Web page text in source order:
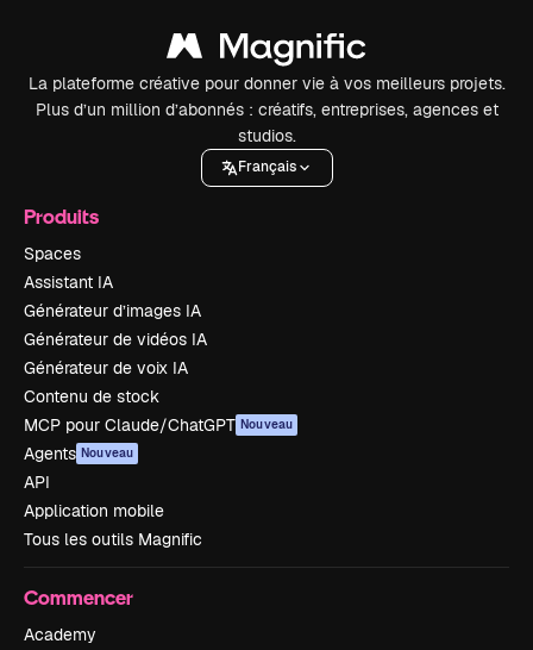
La plateforme créative pour donner vie à vos meilleurs projets.
Plus d’un million d’abonnés : créatifs, entreprises, agences et
studios.
Français
Produits
Spaces
Assistant IA
Générateur d’images IA
Générateur de vidéos IA
Générateur de voix IA
Contenu de stock
MCP pour Claude/ChatGPT Nouveau
Agents Nouveau
API
Application mobile
Tous les outils Magnific
Commencer
Academy